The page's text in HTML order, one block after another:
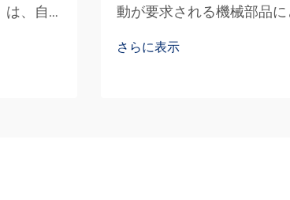
は、自
ーショ
動が要求される機械部品に
れたカスタム直線ガイドベ
さらに表示